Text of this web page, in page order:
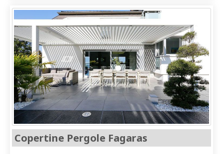
Copertine Pergole Fagaras